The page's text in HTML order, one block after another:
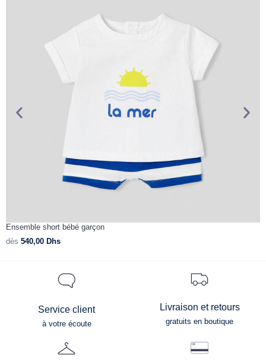
Ensemble short bébé garçon
dès 540,00 Dhs
Service client
à votre écoute
Livraison et retours
gratuits en boutique